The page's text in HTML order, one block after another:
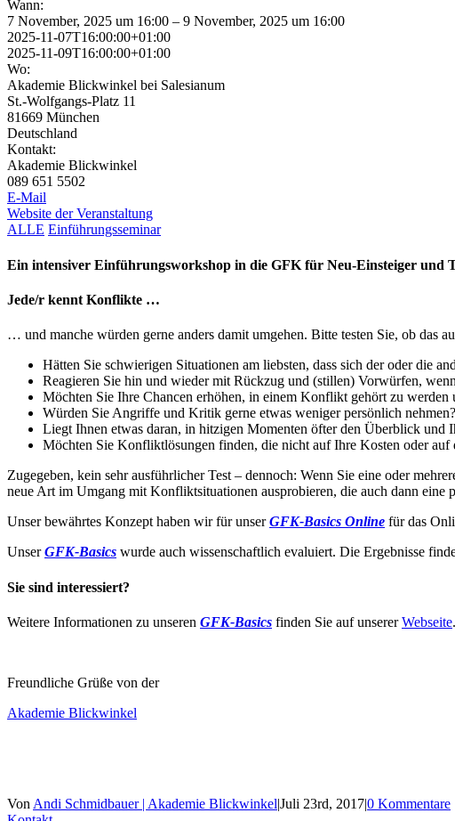
Wann:
7 November, 2025 um 16:00 – 9 November, 2025 um 16:00
2025-11-07T16:00:00+01:00
2025-11-09T16:00:00+01:00
Wo:
Akademie Blickwinkel bei Salesianum
St.-Wolfgangs-Platz 11
81669 München
Deutschland
Kontakt:
Akademie Blickwinkel
089 651 5502
E-Mail
Website der Veranstaltung
ALLE Einführungsseminar
Ein intensiver Einführungsworkshop in die GFK für Neu-Einsteiger und
Jede/r kennt Konflikte …
… und manche würden gerne anders damit umgehen. Bitte tes­ten Sie, ob das
Hätten Sie schwierigen Situatio­nen am liebsten, dass sich der oder die
Reagieren Sie hin und wieder mit Rückzug und (stillen) Vorwür­fen,
Möchten Sie Ihre Chancen erhöhen, in einem Konflikt gehört zu
Würden Sie Angriffe und Kritik gerne etwas weniger persön­lich nehmen?
Liegt Ihnen etwas daran, in hitzigen Momenten öfter den Überblick und
Möchten Sie Konfliktlösungen finden, die nicht auf Ihre Kos­ten oder auf
Zugegeben, kein sehr ausführlicher Test – dennoch: Wenn Sie eine oder
neue Art im Umgang mit Konfliktsituationen ausprobieren, die auch dann eine
Unser bewährtes Konzept haben wir für unserGFK-Basics Online für das
UnserGFK-Basics wurde auch wissenschaftlich evaluiert. Die Ergebnisse
Sie sind interessiert?
Weitere Informationen zu unseren GFK-Basics finden Sie auf unsererWebseite.
Freundliche Grüße von der
Akademie Blickwinkel
Von Andi Schmidbauer | Akademie Blickwinkel|Juli 23rd, 2017|0 Kommentare